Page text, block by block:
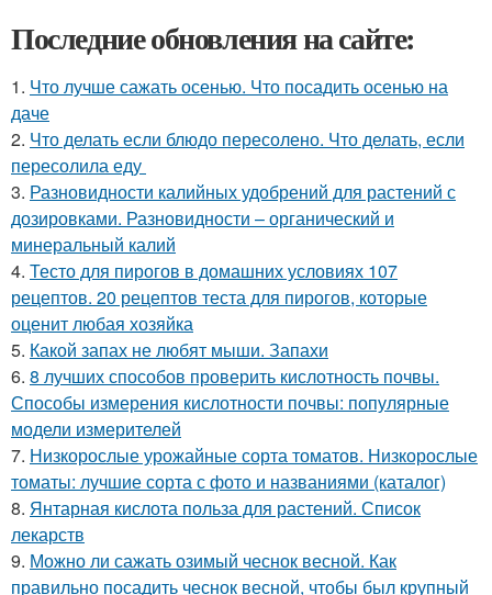
Последние обновления на сайте:
1. Что лучше сажать осенью. Что посадить осенью на
даче
2. Что делать если блюдо пересолено. Что делать, если
пересолила еду
3. Разновидности калийных удобрений для растений с
дозировками. Разновидности – органический и
минеральный калий
4. Тесто для пирогов в домашних условиях 107
рецептов. 20 рецептов теста для пирогов, которые
оценит любая хозяйка
5. Какой запах не любят мыши. Запахи
6. 8 лучших способов проверить кислотность почвы.
Способы измерения кислотности почвы: популярные
модели измерителей
7. Низкорослые урожайные сорта томатов. Низкорослые
томаты: лучшие сорта с фото и названиями (каталог)
8. Янтарная кислота польза для растений. Список
лекарств
9. Можно ли сажать озимый чеснок весной. Как
правильно посадить чеснок весной, чтобы был крупный